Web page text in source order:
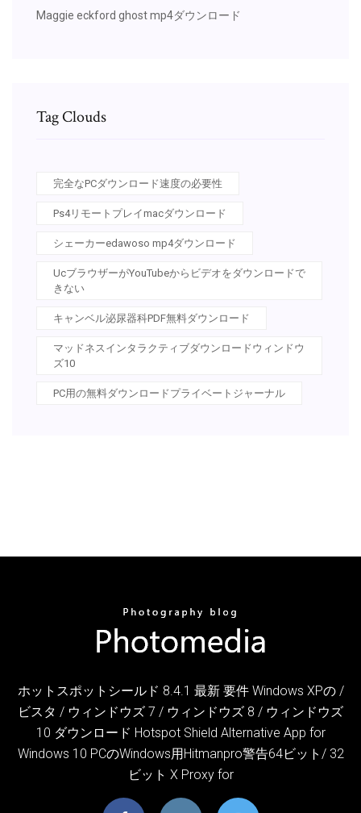
Maggie eckford ghost mp4ダウンロード
Tag Clouds
完全なPCダウンロード速度の必要性
Ps4リモートプレイmacダウンロード
シェーカーedawoso mp4ダウンロード
UcブラウザーがYouTubeからビデオをダウンロードで
きない
キャンベル泌尿器科PDF無料ダウンロード
マッドネスインタラクティブダウンロードウィンドウ
ズ10
PC用の無料ダウンロードプライベートジャーナル
ホットスポットシールド 8.4.1 最新 要件 Windows XPの /
ビスタ / ウィンドウズ 7 / ウィンドウズ 8 / ウィンドウズ
10 ダウンロード Hotspot Shield Alternative App for
Windows 10 PCのWindows用Hitmanpro警告64ビット/ 32
ビット X Proxy for